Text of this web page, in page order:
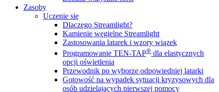
Zasoby
Uczenie się
Dlaczego Streamlight?
Kamienie węgielne Streamlight
Zastosowania latarek i wzory wiązek
Programowanie TEN-TAP® dla elastycznych
opcji oświetlenia
Przewodnik po wyborze odpowiedniej latarki
Gotowość na wypadek sytuacji kryzysowych dla
osób udzielających pierwszej pomocy